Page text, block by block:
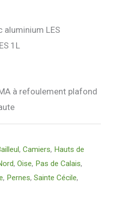
aluminium LES
1L
à refoulement plafond
,Camiers, Hauts de
,Oise, Pas de Calais,
, Pernes,Sainte Cécile,